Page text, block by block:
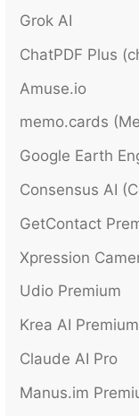
Grok AI
ChatPDF Plus
Amuse.io
memo.cards
Google Earth
Consensus AI
GetContact
Xpression
Udio Premium
Krea AI Premium
Claude AI Pro
Manus.im